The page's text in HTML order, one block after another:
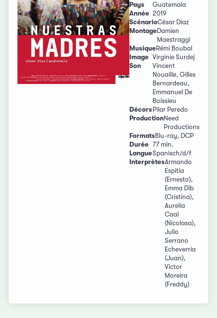
Pays
Guatemala
Année 2019
ScénarioCésar Díaz
MontageDamien
Maestraggi
MusiqueRémi Boubal
Image Virginie Surdej
Son
Vincent
Nouaille, Gilles
Bernardeau,
Emmanuel De
Boissieu
Décors Pilar Peredo
ProductionNeed
Productions
FormatsBlu-ray, DCP
Durée 77 min.
LangueSpanisch/d/f
InterprètesArmando
Espitia
(Ernesto),
Emma Dib
(Cristina),
Aurelia
Caal
(Nicolasa),
Julio
Serrano
Echeverría
(Juan),
Victor
Moreira
(Freddy)